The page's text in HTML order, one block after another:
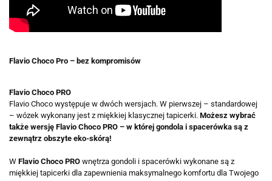
Flavio Choco Pro – bez kompromisów
Flavio Choco PRO
Flavio Choco występuje w dwóch wersjach. W pierwszej – standardowej
– wózek wykonany jest z miękkiej klasycznej tapicerki. Możesz wybrać
także wersję Flavio Choco PRO – w której gondola i spacerówka są z
zewnątrz obszyte eko-skórą!
W Flavio Choco PRO wnętrza gondoli i spacerówki wykonane są z
miękkiej tapicerki dla zapewnienia maksymalnego komfortu dla Twojego